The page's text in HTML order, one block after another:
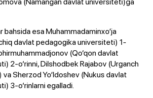
bahsida esa Muhammadaminxo‘ja
davlat pedagogika universiteti) 1-
(Qo‘qon davlat
2-o‘rinni, Dilshodbek Rajabov (Urganch
Sherzod Yo‘ldoshev (Nukus davlat
3-o‘rinlarni egalladi.